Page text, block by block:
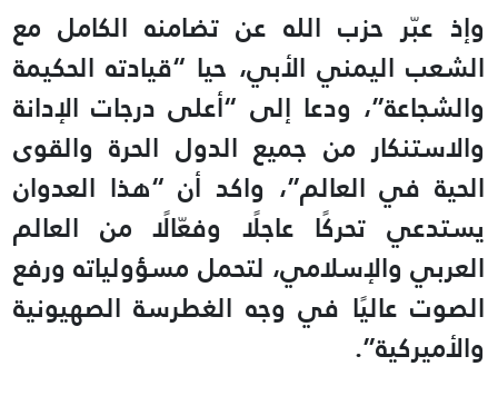
وإذ عبّر حزب الله عن تضامنه الكامل مع
الشعب اليمني الأبي، حيا “قيادته الحكيمة
والشجاعة”، ودعا إلى “أعلى ‏درجات الإدانة
والاستنكار من جميع الدول الحرة والقوى
الحية في العالم”، واكد أن “هذا العدوان
يستدعي تحركًا ‏عاجلًا وفعّالًا من العالم
العربي والإسلامي، لتحمل مسؤولياته ورفع
الصوت عاليًا في وجه الغطرسة ‏الصهيونية
والأميركية”.